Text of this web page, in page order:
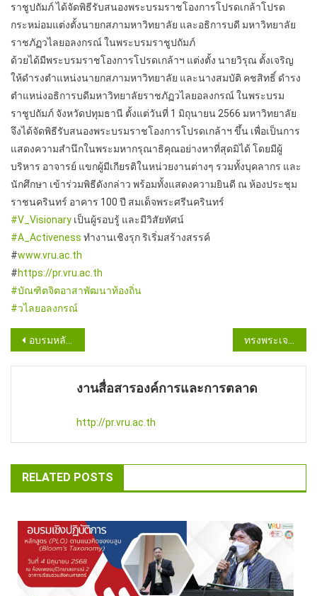
ราชูปถัมภ์ ได้จัดพิธีรับสนองพระบรมราชโองการโปรดเกล้าโปรด
กระหม่อมแต่งตั้งนายกสภามหาวิทยาลัย และอธิการบดี มหาวิทยาลัย
ราชภัฏวไลยอลงกรณ์ ในพระบรมราชูปถัมภ์
ด้วยได้มีพระบรมราชโองการโปรดเกล้าฯ แต่งตั้ง นายวิรุณ ตั้งเจริญ
ให้ดำรงตำแหน่งนายกสภามหาวิทยาลัย และนางสมบัติ คชสิทธิ์ ดำรง
ตำแหน่งอธิการบดีมหาวิทยาลัยราชภัฏวไลยอลงกรณ์ ในพระบรม
ราชูปถัมภ์ จังหวัดปทุมธานี ตั้งแต่วันที่ 1 มิถุนายน 2566 มหาวิทยาลัย
จึงได้จัดพิธีรับสนองพระบรมราชโองการโปรดเกล้าฯ ขึ้น เพื่อเป็นการ
แสดงความสำนึกในพระมหากรุณาธิคุณอย่างหาที่สุดมิได้ โดยมีผู้
บริหาร อาจารย์ แขกผู้มีเกียรติในหน่วยงานต่างๆ รวมทั้งบุคลากร และ
นักศึกษา เข้าร่วมพิธีดังกล่าว พร้อมทั้งแสดงความยินดี ณ ห้องประชุม
ราชนครินทร์ อาคาร 100 ปี สมเด็จพระศรีนครินทร์
#V_Visionary เป็นผู้รอบรู้ และมีวิสัยทัศน์
#A_Activeness ทำงานเชิงรุก ริเริ่มสร้างสรรค์
#www.vru.ac.th
#https://pr.vru.ac.th
#บัณฑิตจิตอาสาพัฒนาท้องถิ่น
#วไลยอลงกรณ์
Post
navigation
อบรมหลักสูตรการสอนภาษาไทยให้นายทหารชาวต่างประเทศ
งานสื่อสารองค์การและการตลาด
http://pr.vru.ac.th
RELATED POSTS